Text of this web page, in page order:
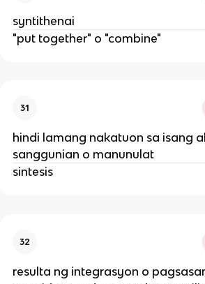
syntithenai
"put together" o "combine"
31
hindi lamang nakatuon sa isang
sanggunian o manunulat
sintesis
32
resulta ng integrasyon o